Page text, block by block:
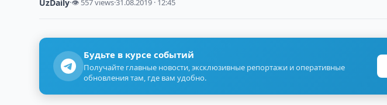
UzDaily·👁 557 views·31.08.2019 · 12:45
Будьте в курсе событий
Получайте главные новости, эксклюзивные репортажи и оперативные
обновления там, где вам удобно.